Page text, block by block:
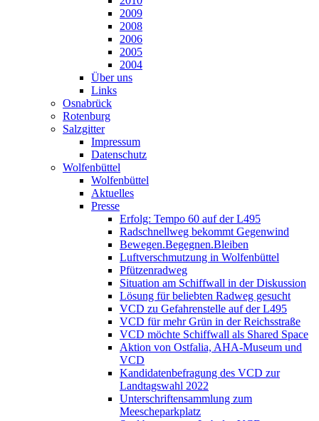
2009
2008
2006
2005
2004
Über uns
Links
Osnabrück
Rotenburg
Salzgitter
Impressum
Datenschutz
Wolfenbüttel
Wolfenbüttel
Aktuelles
Presse
Erfolg: Tempo 60 auf der L495
Radschnellweg bekommt Gegenwind
Bewegen.Begegnen.Bleiben
Luftverschmutzung in Wolfenbüttel
Pfützenradweg
Situation am Schiffwall in der Diskussion
Lösung für beliebten Radweg gesucht
VCD zu Gefahrenstelle auf der L495
VCD für mehr Grün in der Reichsstraße
VCD möchte Schiffwall als Shared Space
Aktion von Ostfalia, AHA-Museum und
VCD
Kandidatenbefragung des VCD zur
Landtagswahl 2022
Unterschriftensammlung zum
Meescheparkplatz